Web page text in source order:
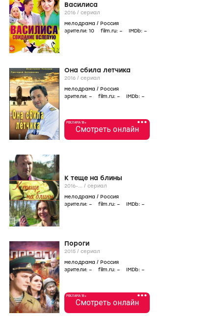
Василиса
2016 / сериал
мелодрама / Россия
зрители: 10 film.ru: – IMDb: –
Она сбила летчика
2016 / сериал
мелодрама / Россия
зрители: – film.ru: – IMDb: –
•••
РЕКЛАМА 18+
Смотреть онлайн
К теще на блины
2016-... / сериал
мелодрама / Россия
зрители: – film.ru: – IMDb: –
Пороги
2015 / сериал
мелодрама / Россия
зрители: – film.ru: – IMDb: –
•••
РЕКЛАМА 18+
Смотреть онлайн